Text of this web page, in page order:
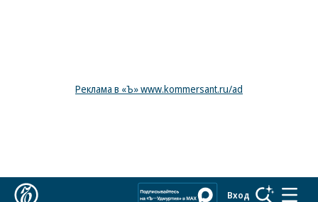
Реклама в «Ъ» www.kommersant.ru/ad
Вход